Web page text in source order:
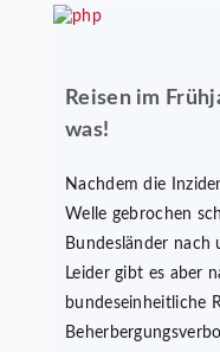
Reisen im
was!
Nachdem die
Welle gebrochen
Bundesländer nach
Leider gibt es aber
bundeseinheitliche